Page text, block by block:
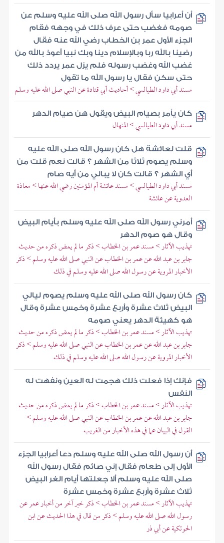
أن أعرابيا سأل رسول الله صلى الله عليه وسلم عن
صومه فغضب حتى عرف ذلك في وجهه فقام
الجزء الأول عمر بن الخطاب رضي الله عنه فقال
رضينا بالله ربا وبالإسلام دينا وبك نبيا أعوذ بالله من
غضب الله وغضب رسوله فلم يزل عمر يردد ذلك
حتى سكن فقال يا رسول الله ما تقول
مسند أبي داود الطيالسي > أحاديث أبي قتادة عن النبي صلى الله عليه وسلم
كان يأمر بصيام البيض ويقول هن صيام الدهر
مسند أبي داود الطيالسي > المنهال
قلت لعائشة هل كان رسول الله صلى الله عليه
وسلم يصوم ثلاثا من الشهر ؟ قالت نعم قلت من
أي الشهر ؟ قالت كان لا يبالي من أيه صام
مسند أبي داود الطيالسي > مسند عائشة أم المؤمنين رضي الله عنها > معاذة
العدوية عن عائشة
أمرني رسول الله صلى الله عليه وسلم بأيام البيض
وقال هو صوم الدهر
تهذيب الآثار > مسند عمر بن الخطاب > ذكر ما لم يمض ذكره من حديث
جابر بن عبد الله عن عمر بن الخطاب عن النبي صلى الله عليه وسلم > ذكر
الأخبار المروية عن رسول الله صلى الله عليه وسلم في ذلك
كان رسول الله صلى الله عليه وسلم يصوم ليالي
البيض ثلاث عشرة وأربع عشرة وخمس عشرة وقال
هو كهيئة الدهر يعني صومه
تهذيب الآثار > مسند عمر بن الخطاب > ذكر ما لم يمض ذكره من حديث
جابر بن عبد الله عن عمر بن الخطاب عن النبي صلى الله عليه وسلم > ذكر
الأخبار المروية عن رسول الله صلى الله عليه وسلم في ذلك
فإنك إذا فعلت ذلك هجمت له العين ونفهت له
النفس
تهذيب الآثار > مسند عمر بن الخطاب > ذكر ما لم يمض ذكره من حديث
جابر بن عبد الله عن عمر بن الخطاب عن النبي صلى الله عليه وسلم >
القول في البيان عما في هذه الأخبار من الغريب
أن رسول الله صلى الله عليه وسلم دعا أعرابيا الجزء
الأول إلى طعام فقال إني صائم فقال رسول الله
صلى الله عليه وسلم ألا جعلتها أيام الغر البيض
ثلاث عشرة وأربع عشرة وخمس عشرة
تهذيب الآثار > مسند عمر بن الخطاب > ذكر خبر آخر من أخبار عمر عن
رسول الله صلى الله عليه وسلم > ذكر من قال في هذا الحديث عن ابن
الحوتكية عن أبي ذر